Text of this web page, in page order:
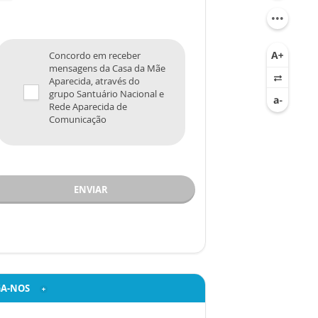
Concordo em receber
mensagens da Casa da Mãe
Aparecida, através do
grupo Santuário Nacional e
Rede Aparecida de
Comunicação
ENVIAR
NOS